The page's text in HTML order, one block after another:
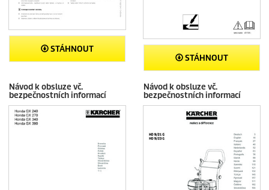
STÁHNOUT
STÁHNOUT
Návod k obsluze vč.
bezpečnostních informací
Návod k obsluze vč.
bezpečnostních informací